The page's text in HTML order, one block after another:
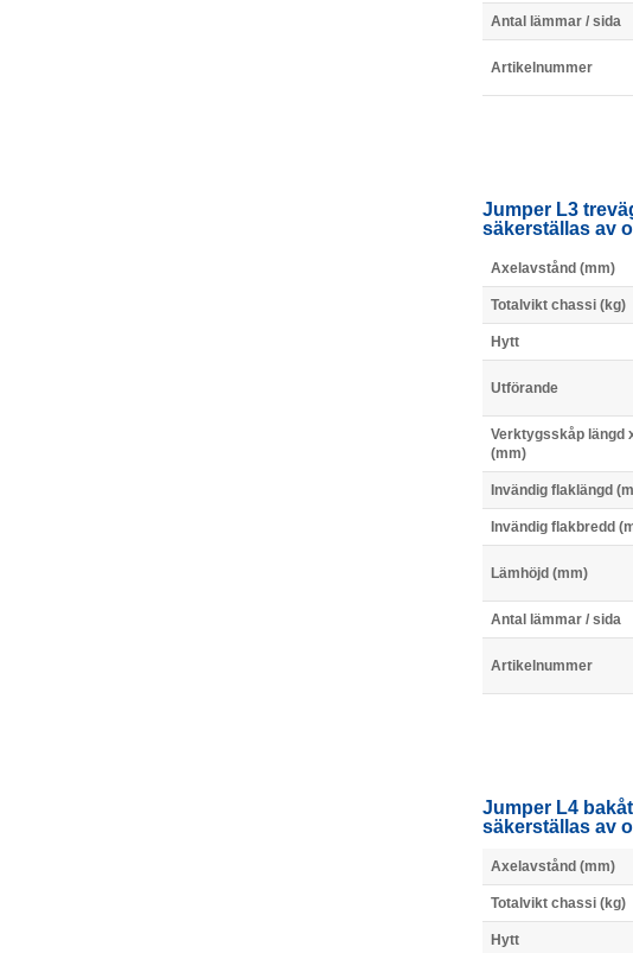
Antal lämmar / sida
Artikelnummer
Jumper L3
säkerställas av
Axelavstånd (mm)
Totalvikt chassi (kg)
Hytt
Utförande
Verktygsskåp längd
(mm)
Invändig flaklängd
Invändig flakbredd
Lämhöjd (mm)
Antal lämmar / sida
Artikelnummer
Jumper L4
säkerställas av
Axelavstånd (mm)
Totalvikt chassi (kg)
Hytt